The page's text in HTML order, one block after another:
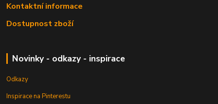
Kontaktní informace
Dostupnost zboží
Novinky - odkazy - inspirace
Odkazy
Inspirace na Pinterestu